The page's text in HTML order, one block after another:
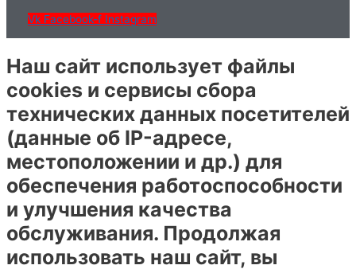
Vk Facebook-f Instagram
Наш сайт использует файлы
cookies и сервисы сбора
технических данных посетителей
(данные об IP-адресе,
местоположении и др.) для
обеспечения работоспособности
и улучшения качества
обслуживания. Продолжая
использовать наш сайт, вы